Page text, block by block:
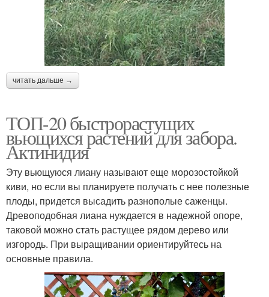
читать дальше →
ТОП-20 быстрорастущих
вьющихся растений для забора.
Актинидия
Эту вьющуюся лиану называют еще морозостойкой
киви, но если вы планируете получать с нее полезные
плоды, придется высадить разнополые саженцы.
Древоподобная лиана нуждается в надежной опоре,
таковой можно стать растущее рядом дерево или
изгородь. При выращивании ориентируйтесь на
основные правила.